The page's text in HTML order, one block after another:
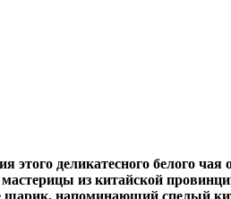
деликатесного белого
из китайской
шарик, напоминающий спелый